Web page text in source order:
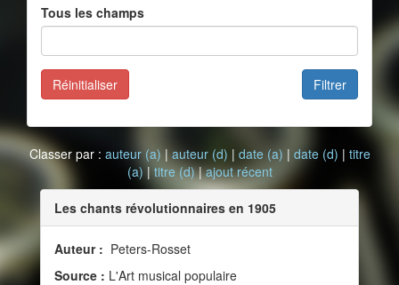
Tous les champs
Filtrer
Réinitialiser
Classer par : auteur (a) |auteur (d) | date (a) | date (d) | titre
(a)| titre (d)|ajout récent
Les chants révolutionnaires en 1905
Auteur : Peters-Rosset
Source : L'Art musical populaire